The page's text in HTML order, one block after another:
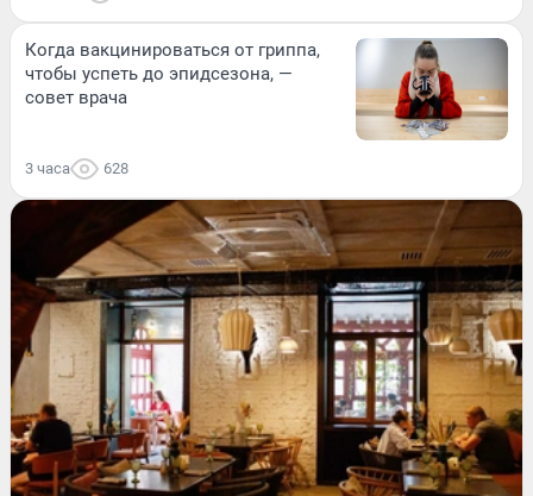
Когда вакцинироваться от гриппа,
чтобы успеть до эпидсезона, —
совет врача
3 часа 628